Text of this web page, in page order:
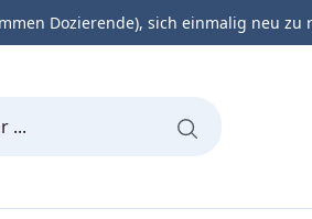
Dozierende), sich einmalig neu zu